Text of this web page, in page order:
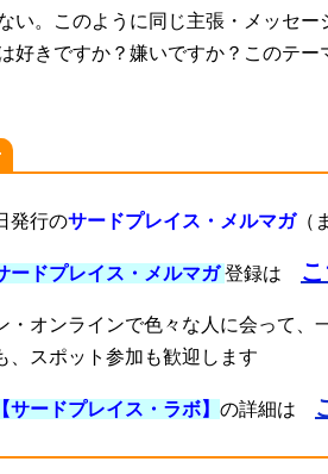
い。このように同じ主張・メッセ
好きですか？嫌いですか？このテー
発行のサードプレイス・メルマガ（
ードプレイス・メルマガ 登録は
・オンラインで色々な人に会って、
、スポット参加も歓迎します
サードプレイス・ラボ】 の詳細は